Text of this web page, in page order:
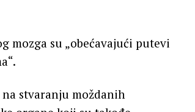
su „obećavajući putevi
stvaranju moždanih